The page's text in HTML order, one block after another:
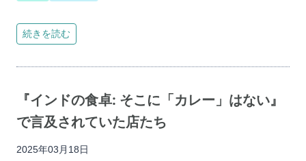
続きを読む
『インドの食卓: そこに「カレー」はない』
で言及されていた店たち
2025年03月18日